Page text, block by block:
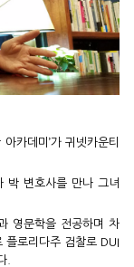
카데미’가 귀넷카운티
박 변호사를 만나 그녀
영문학을 전공하며 차
플로리다주 검찰로 DUI
.